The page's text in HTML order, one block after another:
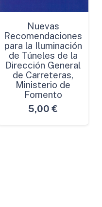
Nuevas
Recomendaciones
para la Iluminación
de Túneles de la
Dirección General
de Carreteras,
Ministerio de
Fomento
5,00 €